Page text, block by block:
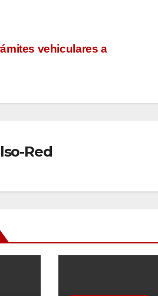
vehiculares a
Red